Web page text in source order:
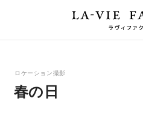
ロケーション撮影
春の日